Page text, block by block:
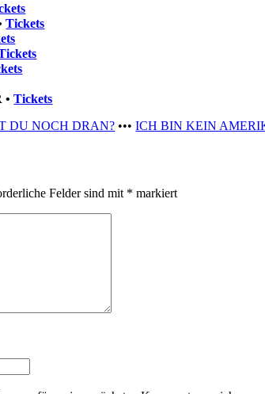
Tickets
•Tickets
DU NOCH DRAN? •••ICH BIN KEIN
Felder sind mit * markiert